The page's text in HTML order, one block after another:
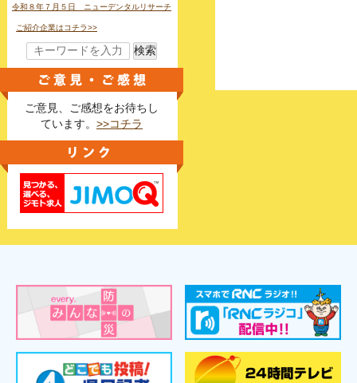
令和８年７月５日 ニューデンタルリサーチ
ご紹介企業はコチラ>>
検索
ご意見、ご感想をお待ちし
ています。 >>コチラ